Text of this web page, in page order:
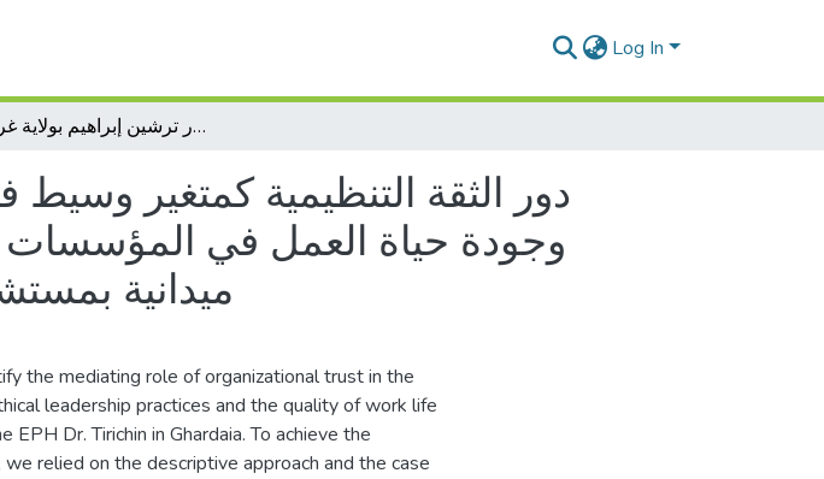
Log In
دور الثقة التنظيمية كمتغير وسيط في العلاقة بين ممارسات القيادة الأخلاقية وجودة حياة العمل في المؤسسات العمومية الإستشفائية الجزائرية - دراسة ميدانية بمستشفى الدكتور ترشين إبراهيم بولاية غرداية
دور الثقة التنظيمية كمتغير وسيط
وجودة حياة العمل في المؤسسات
ميدانية
the mediating role of organizational trust in the
leadership practices and the quality of work life
Dr. Tirichin in Ghardaia. To achieve the
relied on the descriptive approach and the case